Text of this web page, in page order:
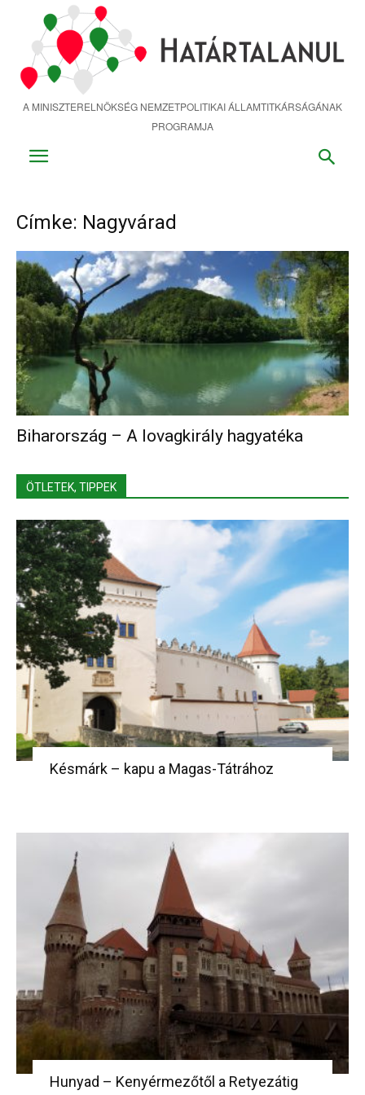
tartalomra
A MINISZTERELNÖKSÉG NEMZETPOLITIKAI ÁLLAMTITKÁRSÁGÁNAK
PROGRAMJA
Címke: Nagyvárad
Biharország – A lovagkirály hagyatéka
ÖTLETEK, TIPPEK
Késmárk – kapu a Magas-Tátrához
Hunyad – Kenyérmezőtől a Retyezátig